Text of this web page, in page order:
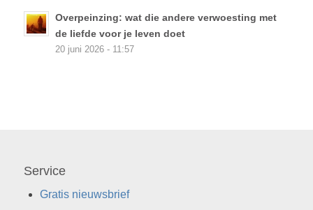
Overpeinzing: wat die andere verwoesting met
de liefde voor je leven doet
20 juni 2026 - 11:57
Service
Gratis nieuwsbrief